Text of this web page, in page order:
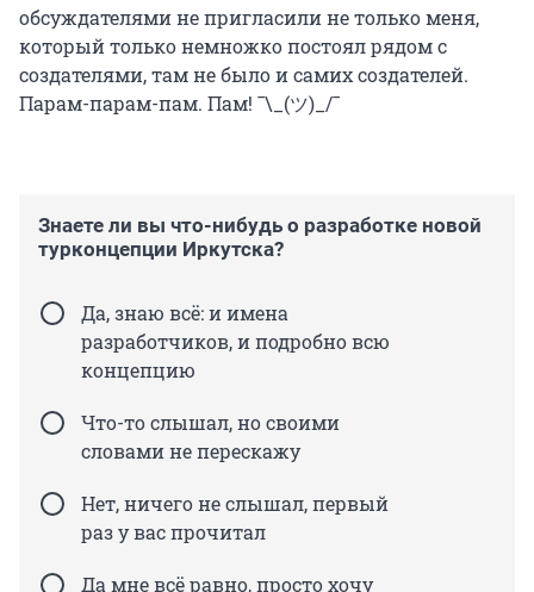
обсуждателями не пригласили не только меня,
который только немножко постоял рядом с
создателями, там не было и самих создателей.
Парам-парам-пам. Пам! ¯\_(ツ)_/¯
Знаете ли вы что-нибудь о разработке новой
турконцепции Иркутска?
Да, знаю всё: и имена
разработчиков, и подробно всю
концепцию
Что-то слышал, но своими
словами не перескажу
Нет, ничего не слышал, первый
раз у вас прочитал
Да мне всё равно, просто хочу